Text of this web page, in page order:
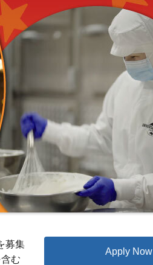
募集
む
Apply Now